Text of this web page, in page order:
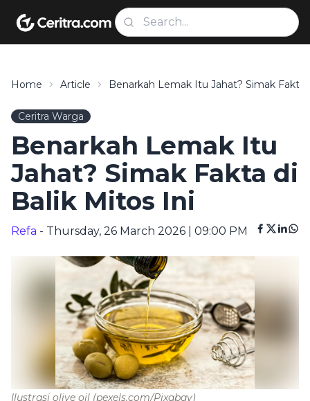
Home Article Benarkah Lemak Itu Jahat? Simak Fakta
Ceritra Warga
Benarkah Lemak Itu
Jahat? Simak Fakta di
Balik Mitos Ini
Refa - Thursday, 26 March 2026 | 09:00 PM
Ilustrasi olive oil (pexels.com/Pixabay)